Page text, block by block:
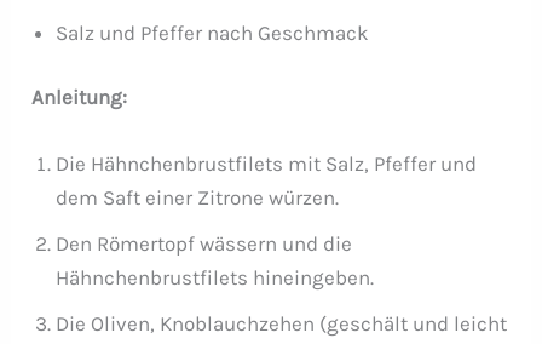
Salz und Pfeffer nach Geschmack
Anleitung:
Die Hähnchenbrustfilets mit Salz, Pfeffer und
dem Saft einer Zitrone würzen.
Den Römertopf wässern und die
Hähnchenbrustfilets hineingeben.
Die Oliven, Knoblauchzehen (geschält und leicht